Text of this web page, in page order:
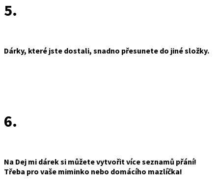
5.
Dárky, které jste dostali, snadno přesunete do jiné složky.
6.
Na Dej mi dárek si můžete vytvořit více seznamů přání!
Třeba pro vaše miminko nebo domácího mazlíčka!